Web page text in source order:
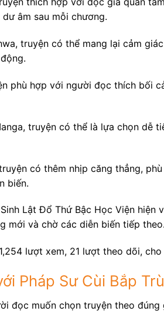
âm sau mỗi chương.
truyện có thể mang lại cảm
phù hợp với người đọc thích bối
truyện có thể là lựa chọn dễ
có thêm nhịp căng thẳng,
biến.
Lật Đổ Thứ Bậc Học Viện
mới và chờ các diễn biến tiếp theo.
lượt xem, 21 lượt theo dõi,
Pháp Sư Cùi Bắp
đọc muốn chọn truyện theo